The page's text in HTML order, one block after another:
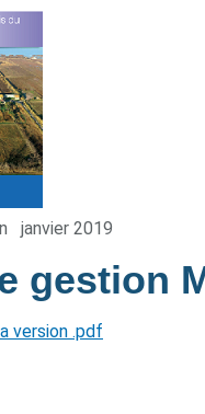
janvier 2019
gestion
version .pdf